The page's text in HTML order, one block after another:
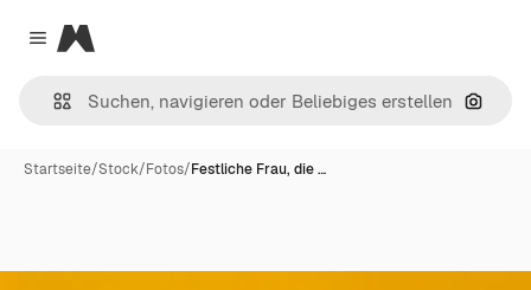
Close menu
Magnific
Nach
Startseite/Stock/Fotos/Festliche Frau, die …